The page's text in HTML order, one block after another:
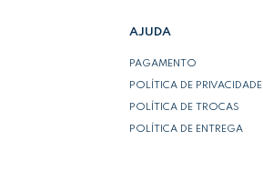
AJUDA
PAGAMENTO
POLÍTICA DE PRIVACIDADE
POLÍTICA DE TROCAS
POLÍTICA DE ENTREGA